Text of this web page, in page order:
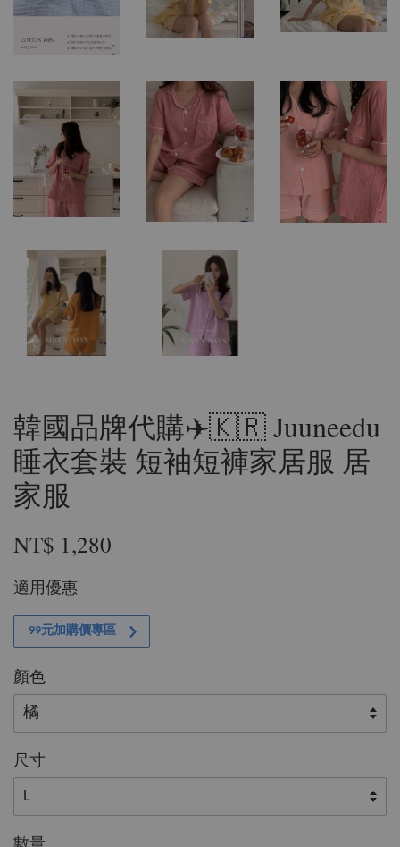
韓國品牌代購✈️🇰🇷 Juuneedu
睡衣套裝 短袖短褲家居服 居
家服
NT$ 1,280
適用優惠
99元加購價專區
顏色
尺寸